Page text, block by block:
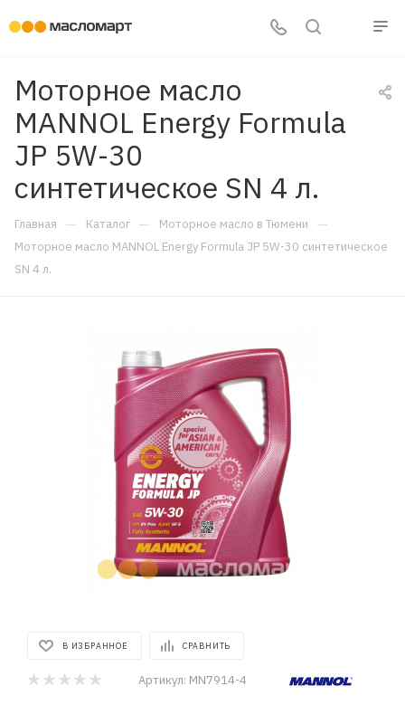
Моторное масло
MANNOL Energy Formula
JP 5W-30
синтетическое SN 4 л.
Главная — Каталог — Моторное масло в Тюмени —
Моторное масло MANNOL Energy Formula JP 5W-30 синтетическое
SN 4 л.
В ИЗБРАННОЕ СРАВНИТЬ
Артикул: MN7914-4